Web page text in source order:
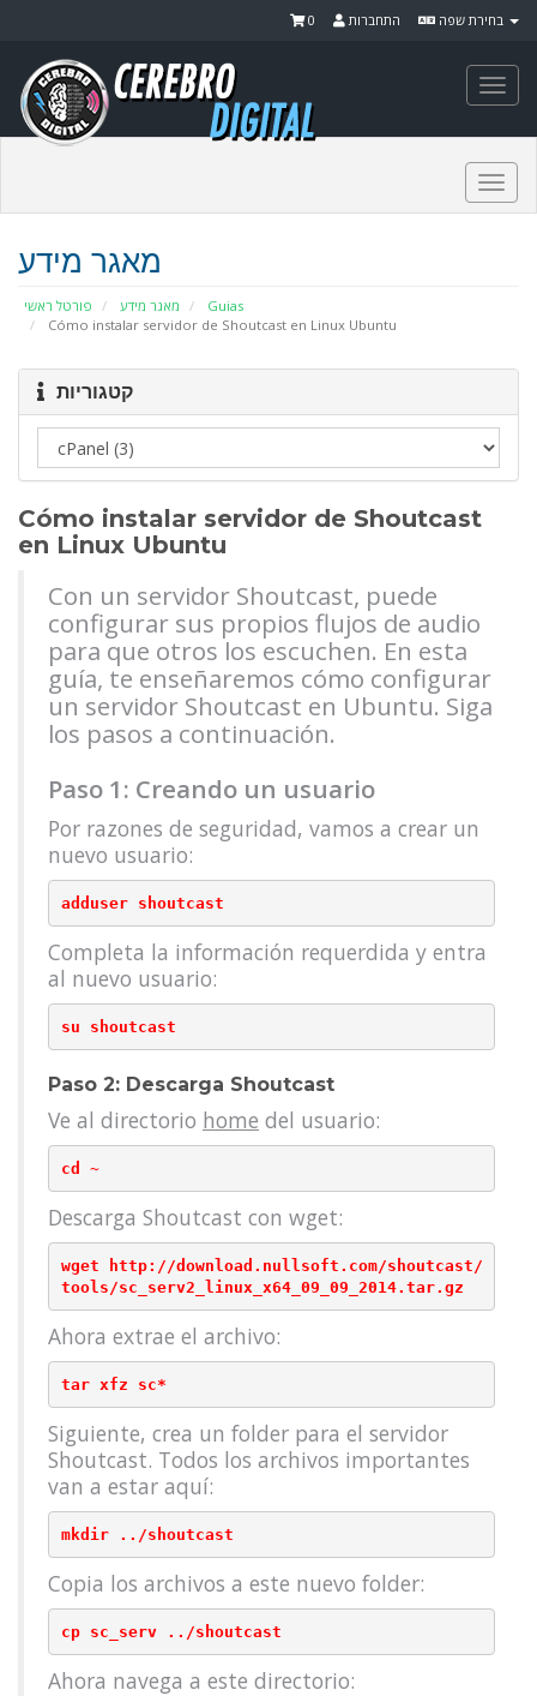
התחברות 0
מאגר מידע
פורטל ראשי מאגר מידע
Guias
Cómo instalar servidor de Shoutcast en Linux Ubuntu
קטגוריות
Cómo instalar servidor de Shoutcast
en Linux Ubuntu
Con un servidor Shoutcast, puede
configurar sus propios flujos de audio
para que otros los escuchen. En esta
guía, te enseñaremos cómo configurar
un servidor Shoutcast en Ubuntu. Siga
los pasos a continuación.
Paso 1: Creando un usuario
Por razones de seguridad, vamos a crear un
nuevo usuario:
Completa la información requerdida y entra
al nuevo usuario:
Paso 2: Descarga Shoutcast
Ve al directorio home del usuario:
cd ~
Descarga Shoutcast con wget:
wget http://download.nullsoft.com/shoutcast/
Ahora extrae el archivo:
Siguiente, crea un folder para el servidor
Shoutcast. Todos los archivos importantes
van a estar aquí:
Copia los archivos a este nuevo folder:
Ahora navega a este directorio: